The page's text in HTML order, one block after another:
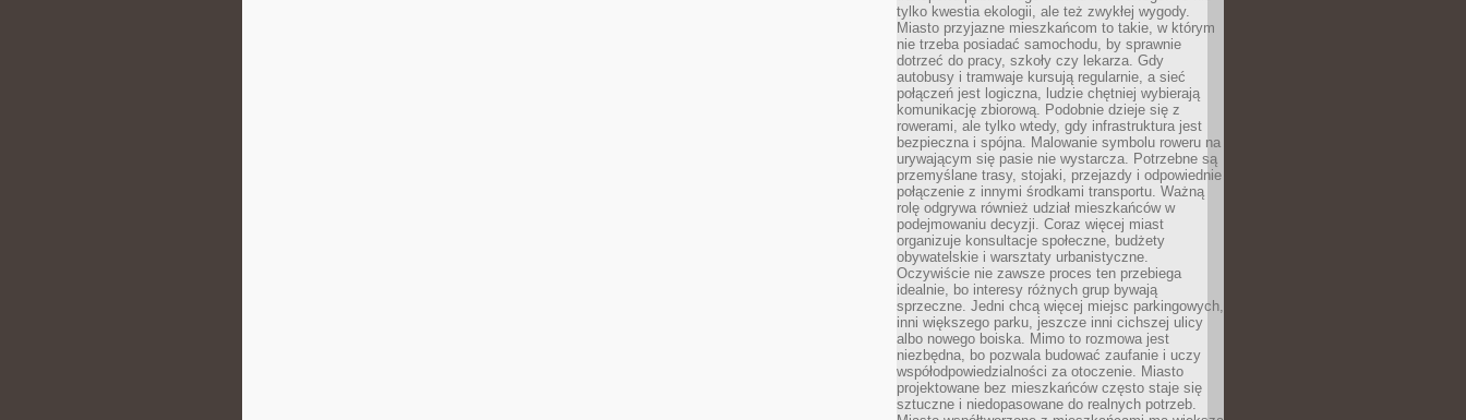
tylko kwestia ekologii, ale też zwykłej wygody.
Miasto przyjazne mieszkańcom to takie, w którym
nie trzeba posiadać samochodu, by sprawnie
dotrzeć do pracy, szkoły czy lekarza. Gdy
autobusy i tramwaje kursują regularnie, a sieć
połączeń jest logiczna, ludzie chętniej wybierają
komunikację zbiorową. Podobnie dzieje się z
rowerami, ale tylko wtedy, gdy infrastruktura jest
bezpieczna i spójna. Malowanie symbolu roweru na
urywającym się pasie nie wystarcza. Potrzebne są
przemyślane trasy, stojaki, przejazdy i odpowiednie
połączenie z innymi środkami transportu. Ważną
rolę odgrywa również udział mieszkańców w
podejmowaniu decyzji. Coraz więcej miast
organizuje konsultacje społeczne, budżety
obywatelskie i warsztaty urbanistyczne.
Oczywiście nie zawsze proces ten przebiega
idealnie, bo interesy różnych grup bywają
sprzeczne. Jedni chcą więcej miejsc parkingowych,
inni większego parku, jeszcze inni cichszej ulicy
albo nowego boiska. Mimo to rozmowa jest
niezbędna, bo pozwala budować zaufanie i uczy
współodpowiedzialności za otoczenie. Miasto
projektowane bez mieszkańców często staje się
sztuczne i niedopasowane do realnych potrzeb.